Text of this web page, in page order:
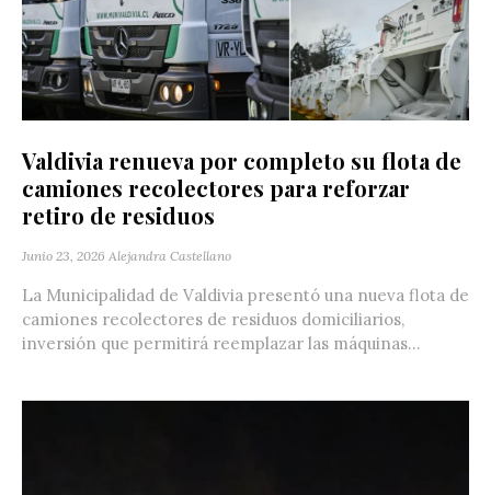
Valdivia renueva por completo su flota de
camiones recolectores para reforzar
retiro de residuos
Junio 23, 2026 Alejandra Castellano
La Municipalidad de Valdivia presentó una nueva flota de
camiones recolectores de residuos domiciliarios,
inversión que permitirá reemplazar las máquinas...